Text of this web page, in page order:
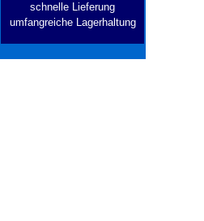
schnelle Lieferung
umfangreiche Lagerhaltung